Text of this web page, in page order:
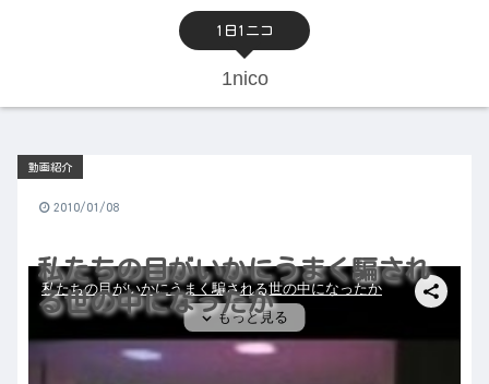
1日1ニコ
1nico
私たちの目がいかにうまく騙され
る世の中になったか
動画紹介
2010/01/08